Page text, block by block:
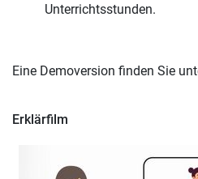
Unterrichtsstunden.
Eine Demoversion finden Sie
Erklärfilm